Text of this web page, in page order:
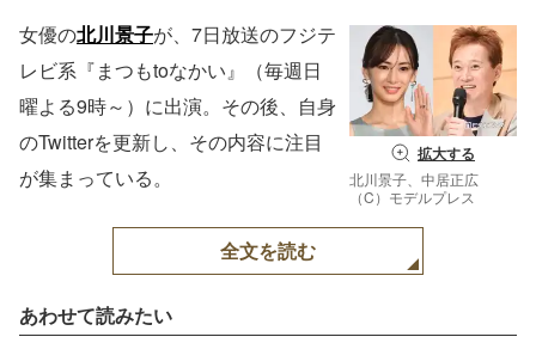
拡大する
北川景子、中居正広
（C）モデルプレス
女優の北川景子が、7日放送のフジテ
レビ系『まつもtoなかい』（毎週日
曜よる9時～）に出演。その後、自身
のTwitterを更新し、その内容に注目
が集まっている。
全文を読む
あわせて読みたい